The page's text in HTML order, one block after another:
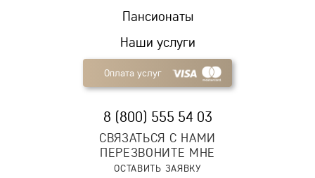
Пансионаты
Наши услуги
Оплата услуг
8 (800) 555 54 03
СВЯЗАТЬСЯ С НАМИ
ПЕРЕЗВОНИТЕ МНЕ
ОСТАВИТЬ ЗАЯВКУ